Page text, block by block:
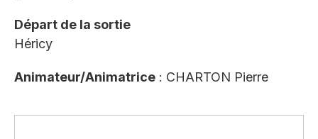
Départ de la sortie
Héricy
Animateur/Animatrice : CHARTON Pierre